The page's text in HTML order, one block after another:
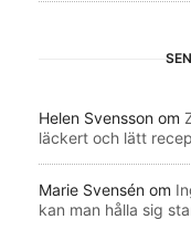
Helen Svensson om
läckert och lätt
Marie Svensén om
kan man hålla sig